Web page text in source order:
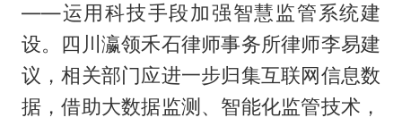
——运用科技手段加强智慧监管系统建
设。四川瀛领禾石律师事务所律师李易建
议，相关部门应进一步归集互联网信息数
据，借助大数据监测、智能化监管技术，